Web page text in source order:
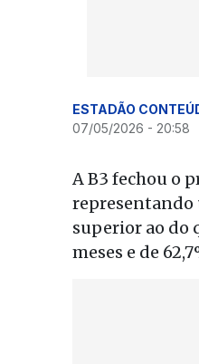
ESTADÃO
07/05/2026 - 20:58
A B3 fechou o
representando
superior ao do
meses e de